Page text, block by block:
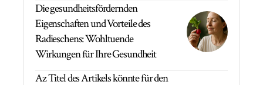
Die gesundheitsfördernden
Eigenschaften und Vorteile des
Radieschens: Wohltuende
Wirkungen für Ihre Gesundheit
Az Titel des Artikels könnte für den